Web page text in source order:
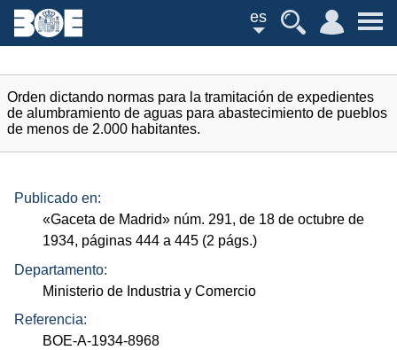
es
Orden dictando normas para la tramitación de expedientes
de alumbramiento de aguas para abastecimiento de pueblos
de menos de 2.000 habitantes.
Publicado en:
«Gaceta de Madrid» núm. 291, de 18 de octubre de
1934, páginas 444 a 445 (2 págs.)
Departamento:
Ministerio de Industria y Comercio
Referencia:
BOE-A-1934-8968